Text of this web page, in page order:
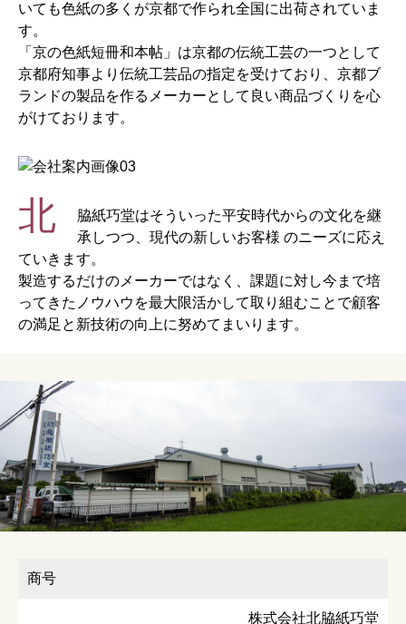
いても色紙の多くが京都で作られ全国に出荷されていま
す。
「京の色紙短冊和本帖」は京都の伝統工芸の一つとして
京都府知事より伝統工芸品の指定を受けており、京都ブ
ランドの製品を作るメーカーとして良い商品づくりを心
がけております。
北
脇紙巧堂はそういった平安時代からの文化を継
承しつつ、現代の新しいお客様 のニーズに応え
ていきます。
製造するだけのメーカーではなく、課題に対し今まで培
ってきたノウハウを最大限活かして取り組むことで顧客
の満足と新技術の向上に努めてまいります。
商号
株式会社北脇紙巧堂